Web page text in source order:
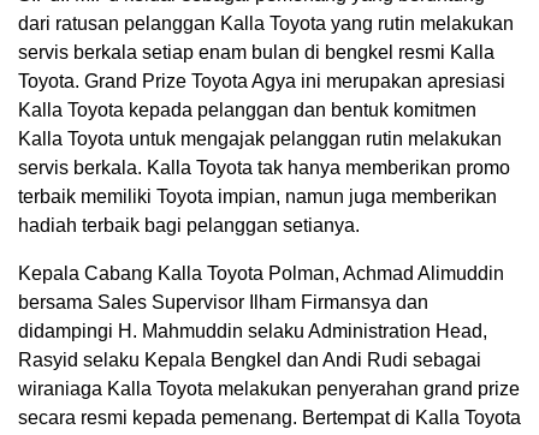
dari ratusan pelanggan Kalla Toyota yang rutin melakukan
servis berkala setiap enam bulan di bengkel resmi Kalla
Toyota. Grand Prize Toyota Agya ini merupakan apresiasi
Kalla Toyota kepada pelanggan dan bentuk komitmen
Kalla Toyota untuk mengajak pelanggan rutin melakukan
servis berkala. Kalla Toyota tak hanya memberikan promo
terbaik memiliki Toyota impian, namun juga memberikan
hadiah terbaik bagi pelanggan setianya.
Kepala Cabang Kalla Toyota Polman, Achmad Alimuddin
bersama Sales Supervisor Ilham Firmansya dan
didampingi H. Mahmuddin selaku Administration Head,
Rasyid selaku Kepala Bengkel dan Andi Rudi sebagai
wiraniaga Kalla Toyota melakukan penyerahan grand prize
secara resmi kepada pemenang. Bertempat di Kalla Toyota